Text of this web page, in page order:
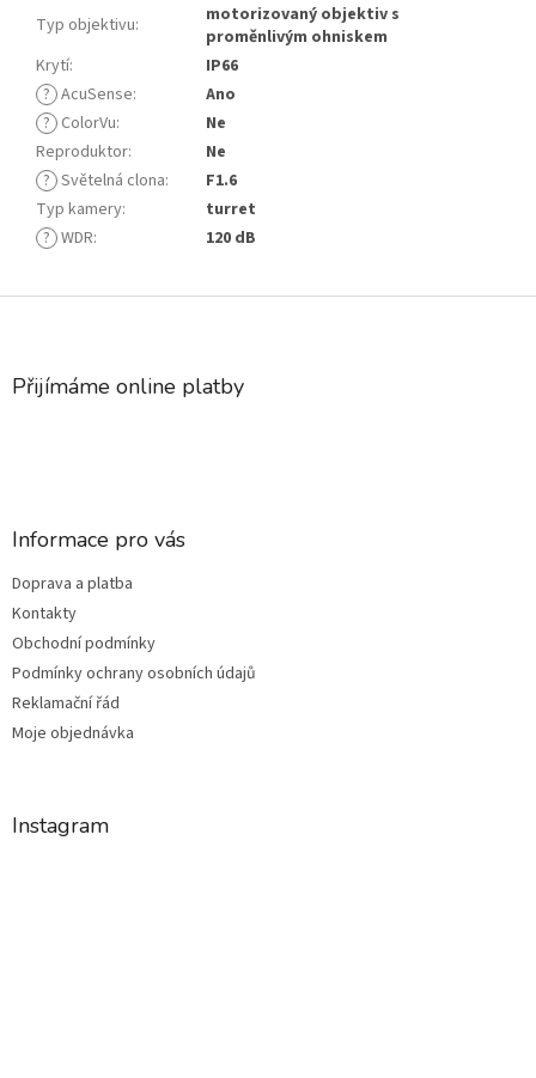
Typ objektivu:
motorizovaný objektiv s
proměnlivým ohniskem
Krytí:
IP66
? AcuSense:
Ano
? ColorVu:
Ne
Reproduktor:
Ne
? Světelná clona:
F1.6
Typ kamery:
turret
? WDR: 120 dB
Z
Přijímáme online platby
Informace pro vás
Doprava a platba
Kontakty
Obchodní podmínky
Podmínky ochrany osobních údajů
Reklamační řád
Moje objednávka
Instagram